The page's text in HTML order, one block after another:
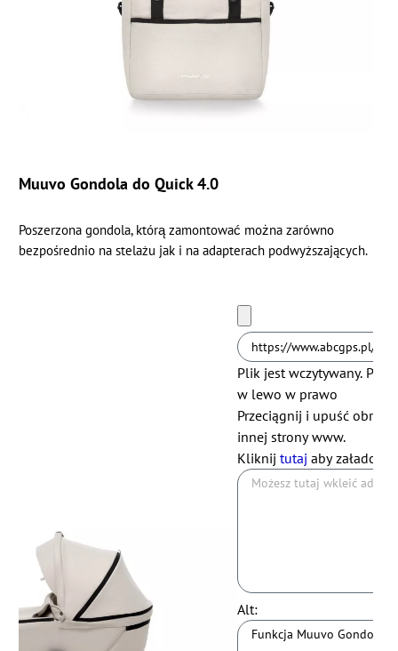
Muuvo Gondola do Quick 4.0
Poszerzona gondola, którą zamontować można zarówno
bezpośrednio na stelażu jak i na adapterach podwyższających.
Plik jest wczytywany.
w lewo w prawo
Przeciągnij i upuść
innej strony www.
Kliknij tutaj aby
Alt: